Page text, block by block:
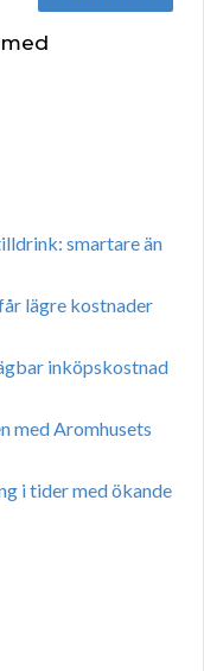
smartare än
lägre kostnader
inköpskostnad
med Aromhusets
i tider med ökande